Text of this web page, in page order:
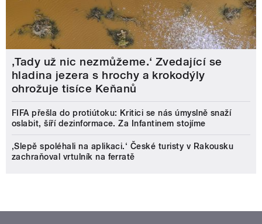
‚Tady už nic nezmůžeme.‘ Zvedající se
hladina jezera s hrochy a krokodýly
ohrožuje tisíce Keňanů
FIFA přešla do protiútoku: Kritici se nás úmyslně snaží
oslabit, šíří dezinformace. Za Infantinem stojíme
‚Slepě spoléhali na aplikaci.‘ České turisty v Rakousku
zachraňoval vrtulník na ferratě